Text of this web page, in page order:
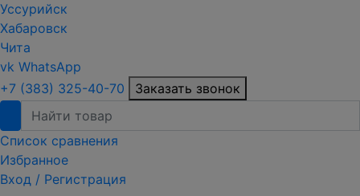
Уссурийск
Хабаровск
Чита
vk WhatsApp
+7 (383) 325-40-70
Заказать звонок
Список сравнения
Избранное
Вход / Регистрация